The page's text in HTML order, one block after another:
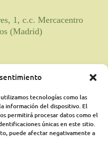
tecnologías como las
información del dispositivo. El
permitirá procesar datos como el
únicas en este sitio.
puede afectar negativamente a
1, c.c. Mercacentro
(Madrid)
horas
18:00 a 21:00
online de 16:00a